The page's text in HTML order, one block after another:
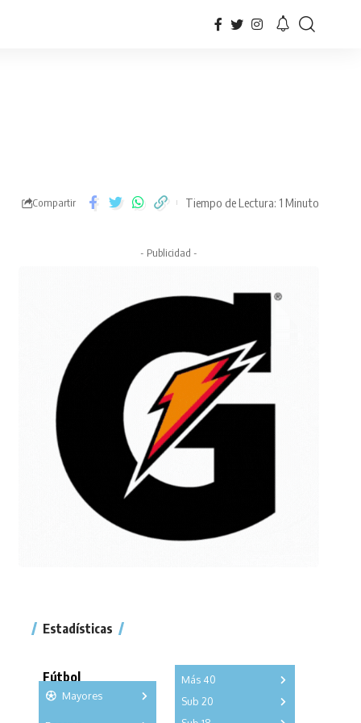
Compartir Tiempo de Lectura: 1 Minuto
- Publicidad -
Estadísticas
Fútbol
Mayores
Más 40
Sub 20